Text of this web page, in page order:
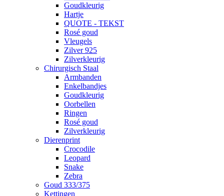
Goudkleurig
Hartje
QUOTE - TEKST
Rosé goud
Vleugels
Zilver 925
Zilverkleurig
Chirurgisch Staal
Armbanden
Enkelbandjes
Goudkleurig
Oorbellen
Ringen
Rosé goud
Zilverkleurig
Dierenprint
Crocodile
Leopard
Snake
Zebra
Goud 333/375
Kettingen